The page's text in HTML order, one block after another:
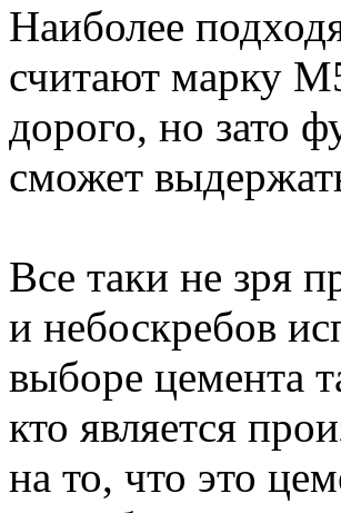
Наиболее
считают марку
дорого, но зато
сможет
Все таки не зря
и небоскребов
выборе цемента
кто является
на то, что это